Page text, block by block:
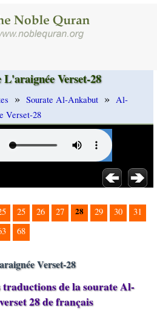
Verset-28
» Sourate Al-Ankabut » Al-
Verset-28
25 26 27 28 29 30
31
68
Verset-28
traductions de la sourate Al-
28 de français